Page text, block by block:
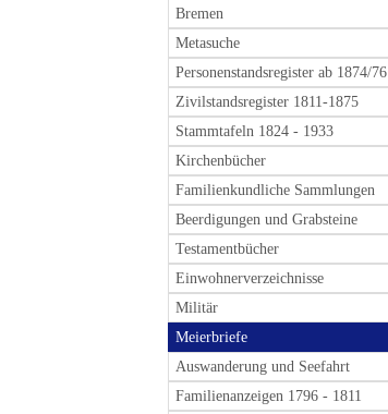
Bremen
Metasuche
Personenstandsregister ab 1874/76
Zivilstandsregister 1811-1875
Stammtafeln 1824 - 1933
Kirchenbücher
Familienkundliche Sammlungen
Beerdigungen und Grabsteine
Testamentbücher
Einwohnerverzeichnisse
Militär
Meierbriefe
Auswanderung und Seefahrt
Familienanzeigen 1796 - 1811